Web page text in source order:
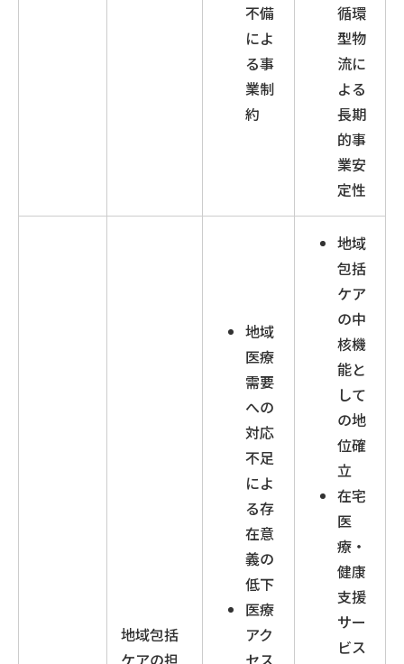
不備
によ
る事
業制
約
循環
型物
流に
よる
長期
的事
業安
定性
地域包括
ケアの担
地域
医療
需要
への
対応
不足
によ
る存
在意
義の
低下
医療
アク
セス
地域
包括
ケア
の中
核機
能と
して
の地
位確
立
在宅
医
療・
健康
支援
サー
ビス